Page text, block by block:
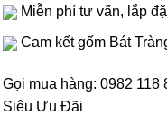
Miễn phí tư vấn, lắp
Cam kết gốm Bát
Gọi mua hàng: 0982 118
Siêu Ưu Đãi